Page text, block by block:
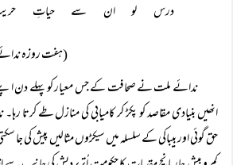
درس لو ان سے حیاتِ
(ہفت روزہ ندائے ملت،
انھیں بنیادی مقاصد کو پکڑ کر کامیابی کی منازل طے کرتا
حق گوئی اور بیباکی کے سلسلہ میں سیکڑوں مثالیں پیش کی جا